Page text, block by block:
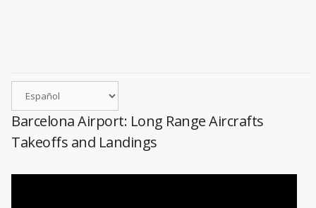
Barcelona Airport: Long Range Aircrafts
Takeoffs and Landings